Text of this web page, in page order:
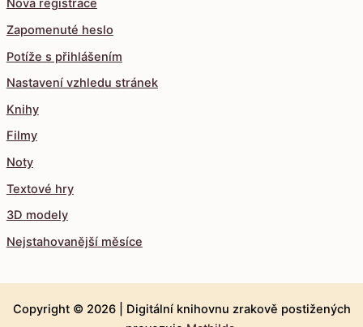
Nová registrace
Zapomenuté heslo
Potíže s přihlášením
Nastavení vzhledu stránek
Knihy
Filmy
Noty
Textové hry
3D modely
Nejstahovanější měsíce
Copyright © 2026 | Digitální knihovnu zrakově postižených